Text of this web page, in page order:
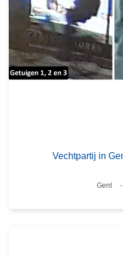
Vechtpartij in
Plaats
Gent